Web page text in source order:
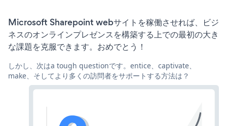
Microsoft Sharepoint webサイトを稼働させれば、ビジ
ネスのオンラインプレゼンスを構築する上での最初の大き
な課題を克服できます。おめでとう！
しかし、次はa tough questionです。entice、captivate、
make、そしてより多くの訪問者をサポートする方法は？